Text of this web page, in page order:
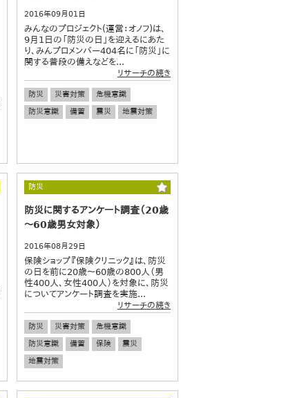
2016年09月01日
みんなのプロジェクト(運営：オノフ)は、
9月1日の「防災の日」を迎えるにあた
り、みんプロメンバー404名に「防災」に
関する普段の備えなどを...
リサーチの続き
防災 災害対策
危機意識
防災意識
備蓄 震災 地震対策
防災
防災に関するアンケート調査（20歳
～60歳男女対象）
2016年08月29日
保険ショップ『保険クリニック』は、防災
の日を前に20歳～60歳の800人（男
性400人、女性400人）を対象に、防災
についてアンケート調査を実施...
リサーチの続き
防災 災害対策
危機意識
防災意識
備蓄 保険
震災
地震対策